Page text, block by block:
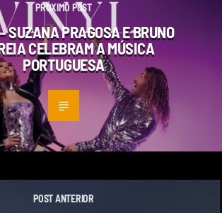
PRÓXIMO POST
SUZANA PRAGOSA E BRUNO
CELEBRAM A MÚSICA
PORTUGUESA
POST ANTERIOR